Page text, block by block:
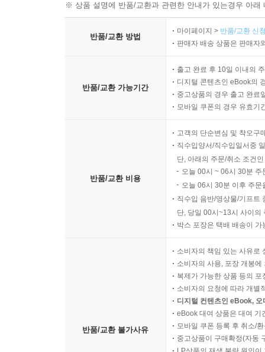
※ 상품 설명에 반품/교환과 관련한 안내가 있는경우 아
반품/교환 방법
마이페이지 > 반품/교환 신
판매자 배송 상품은 판매자
반품/교환 가능기간
출고 완료 후 10일 이내의
디지털 콘텐츠인 eBook의
중고상품의 경우 출고 완료
모바일 쿠폰의 경우 유효기
반품/교환 비용
고객의 단순변심 및 착오구
직수입양서/직수입일서중
단, 아래의 주문/취소 조건
오늘 00시 ~ 06시 30분
오늘 06시 30분 이후 주
직수입 음반/영상물/기프트
단, 당일 00시~13시 사이의
박스 포장은 택배 배송이
반품/교환 불가사유
소비자의 책임 있는 사유로
소비자의 사용, 포장 개봉
복제가 가능한 상품 등의
소비자의 요청에 따라 개별
디지털 컨텐츠인 eBook,
eBook 대여 상품은 대여 기
모바일 쿠폰 등록 후 취소/
중고상품이 구매확정(자동